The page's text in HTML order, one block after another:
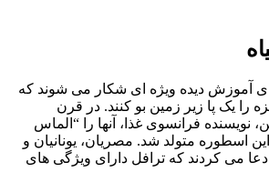
آموزش دیده ویژه ای شکار می شوند که
را یک پا زیر زمین بو کنند. در قرن
نویسنده فرانسوی غذا، آنها را “الماس
اسطوره متولد شد. مصریان، یونانیان و
ادعا می کردند که ترافل دارای ویژگی های